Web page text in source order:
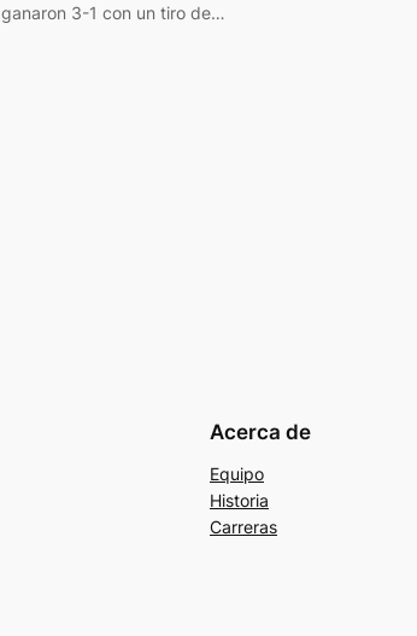
ganaron 3-1 con un tiro de…
Acerca de
Equipo
Historia
Carreras